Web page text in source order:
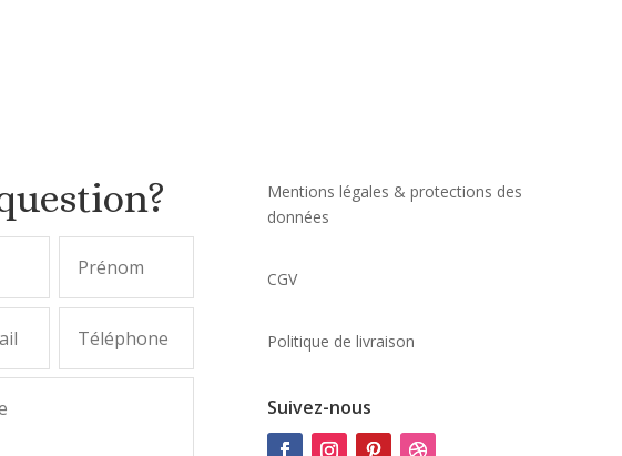
Mentions légales & protections des
données
CGV
Politique de livraison
Suivez-nous